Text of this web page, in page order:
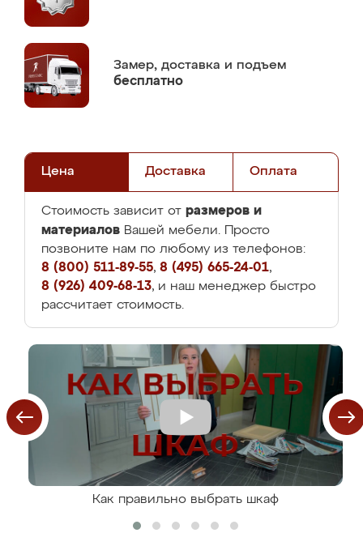
Замер, доставка и подъем
бесплатно
Цена Доставка Оплата
Стоимость зависит от размеров и
материалов Вашей мебели. Просто
позвоните нам по любому из телефонов:
8 (800) 511-89-55, 8 (495) 665-24-01,
8 (926) 409-68-13, и наш менеджер быстро
рассчитает стоимость.
Как правильно выбрать шкаф